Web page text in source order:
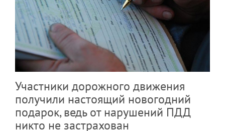
Участники дорожного движения
получили настоящий новогодний
подарок, ведь от нарушений ПДД
никто не застрахован